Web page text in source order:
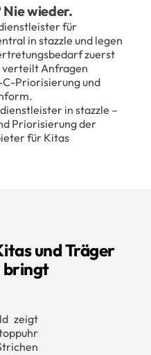
Nie wieder.
für
in stazzle und legen
zuerst
verteilt Anfragen
Priorisierung und
und Träger
bringt